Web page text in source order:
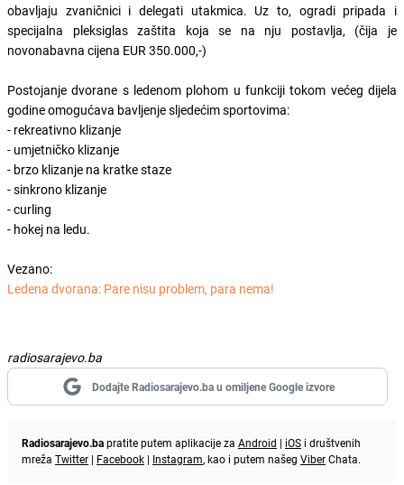
obavljaju zvaničnici i delegati utakmica. Uz to, ogradi pripada i
specijalna pleksiglas zaštita koja se na nju postavlja, (čija je
novonabavna cijena EUR 350.000,-)
Postojanje dvorane s ledenom plohom u funkciji tokom većeg dijela
godine omogućava bavljenje sljedećim sportovima:
- rekreativno klizanje
- umjetničko klizanje
- brzo klizanje na kratke staze
- sinkrono klizanje
- curling
- hokej na ledu.
Vezano:
Ledena dvorana: Pare nisu problem, para nema!
radiosarajevo.ba
Dodajte Radiosarajevo.ba u omiljene Google izvore
Radiosarajevo.bapratite putem aplikacije za Android | iOS i društvenih
mreža Twitter | Facebook | Instagram, kao i putem našeg ViberChata.